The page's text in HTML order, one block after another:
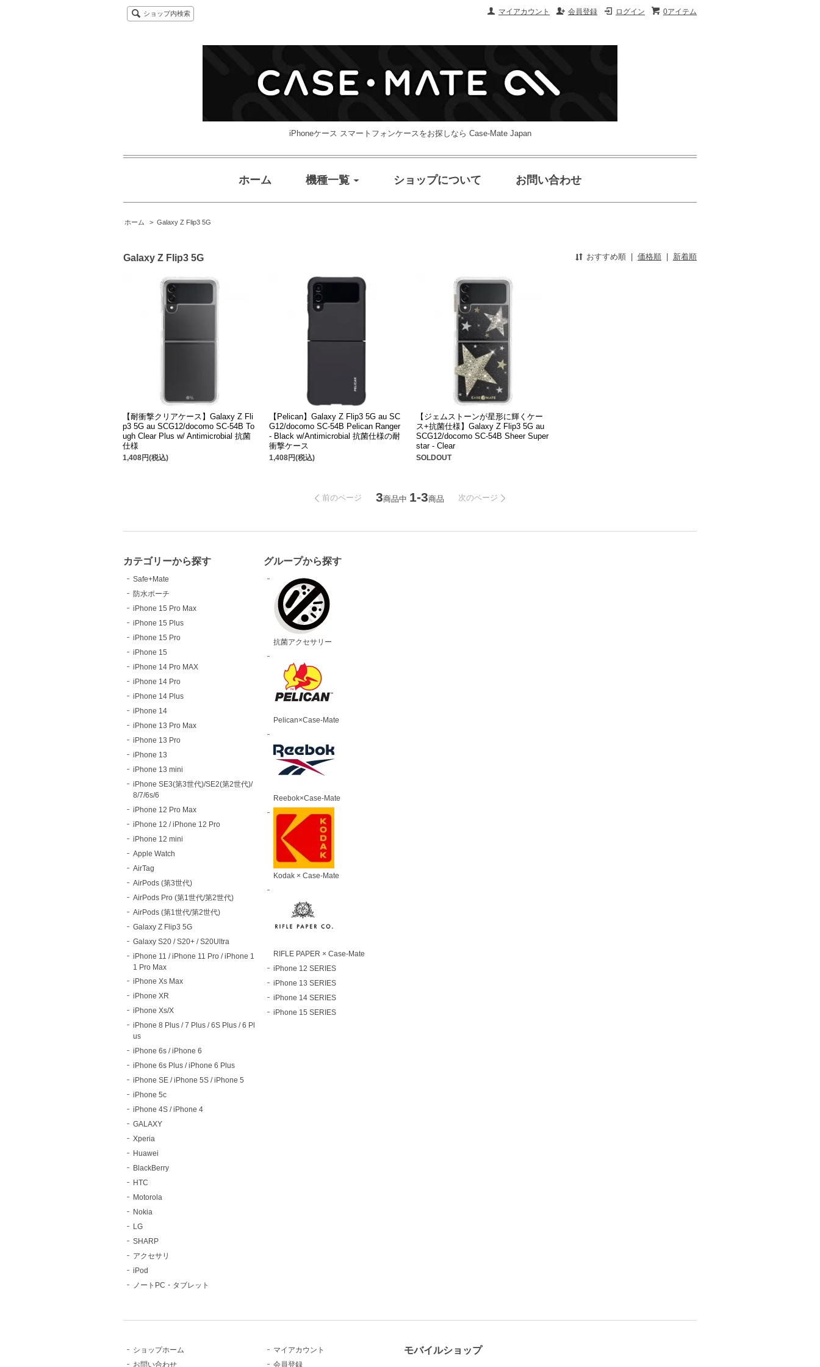
0アイテム
ログイン
会員登録
マイアカウント
ショップ内検索
iPhoneケース スマートフォンケースをお探しなら Case-Mate Japan
ホーム 機種一覧 ショップについて お問い合わせ
ホーム > Galaxy Z Flip3 5G
Galaxy Z Flip3 5G おすすめ順 | 価格順 | 新着順
【耐衝撃クリアケース】Galaxy Z Fli
p3 5G au SCG12/docomo SC-54B To
ugh Clear Plus w/ Antimicrobial 抗菌
仕様
1,408円(税込)
【Pelican】Galaxy Z Flip3 5G au SC
G12/docomo SC-54B Pelican Ranger
- Black w/Antimicrobial 抗菌仕様の耐
衝撃ケース
1,408円(税込)
【ジェムストーンが星形に輝くケー
ス+抗菌仕様】Galaxy Z Flip3 5G au
SCG12/docomo SC-54B Sheer Super
star - Clear
SOLDOUT
前のページ 3商品中 1-3商品 次のページ
カテゴリーから探す
Safe+Mate
防水ポーチ
iPhone 15 Pro Max
iPhone 15 Plus
iPhone 15 Pro
iPhone 15
iPhone 14 Pro MAX
iPhone 14 Pro
iPhone 14 Plus
iPhone 14
iPhone 13 Pro Max
iPhone 13 Pro
iPhone 13
iPhone 13 mini
iPhone SE3(第3世代)/SE2(第2世代)/
8/7/6s/6
iPhone 12 Pro Max
iPhone 12 / iPhone 12 Pro
iPhone 12 mini
Apple Watch
AirTag
AirPods (第3世代)
AirPods Pro (第1世代/第2世代)
AirPods (第1世代/第2世代)
Galaxy Z Flip3 5G
Galaxy S20 / S20+ / S20Ultra
iPhone 11 / iPhone 11 Pro / iPhone 1
1 Pro Max
iPhone Xs Max
iPhone XR
iPhone Xs/X
iPhone 8 Plus / 7 Plus / 6S Plus / 6 Pl
us
iPhone 6s / iPhone 6
iPhone 6s Plus / iPhone 6 Plus
iPhone SE / iPhone 5S / iPhone 5
iPhone 5c
iPhone 4S / iPhone 4
GALAXY
Xperia
Huawei
BlackBerry
HTC
Motorola
Nokia
LG
SHARP
アクセサリ
iPod
ノートPC・タブレット
グループから探す
抗菌アクセサリー
Pelican×Case-Mate
Reebok×Case-Mate
Kodak × Case-Mate
RIFLE PAPER × Case-Mate
iPhone 12 SERIES
iPhone 13 SERIES
iPhone 14 SERIES
iPhone 15 SERIES
ショップホーム
お問い合わせ
マイアカウント
会員登録
モバイルショップ